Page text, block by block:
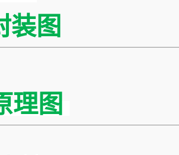
装图
理图